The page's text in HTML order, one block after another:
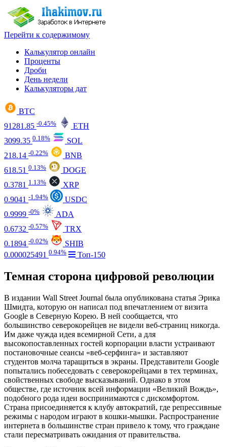
Перейти к содержимому
Калькулятор онлайн
Проценты
Дроби
День недели
Калькуляторы дат
BTC
91281.85 -0.45%
ETH
3099.35 0.18%
SOL
218.14 -0.22%
BNB
618.51 0.13%
DOGE
0.3781 1.13%
XRP
0.9041 -1.94%
USDC
0.9999 -0%
ADA
0.6732 -0.57%
TRX
0.1894 -0.02%
SHIB
0.000025491 0.94% Топ-150
Темная сторона цифровой революции
В издании Wall Street Journal была опубликована статья Эрика
Шмидта, которую он написал под впечатлением от визита
Google в Северную Корею. В ней сообщается, что
большинство северокорейцев не видели веб-страниц никогда.
Им даже чужда идея всемирной Сети, а для
высокопоставленных гостей корпорации власти устраивают
постановочные сеансы «веб-серфинга» и заставляют
студентов молча таращиться в экраны. Представители Google
попытались побеседовать с северокорейцами в тех терминах,
свойственных свободе высказываний. Однако в этом
обществе, где источник всей информации «Великий Вождь»,
подобного рода идеи воспринимаются с дискомфортом.
Страна присоединяется к клубу автократий, где репрессивные
режимы с народом играют в кошки-мышки. Распространение
интернета в большинстве стран привело к тому, что граждане
стали пересматривать ожидания от правительства.